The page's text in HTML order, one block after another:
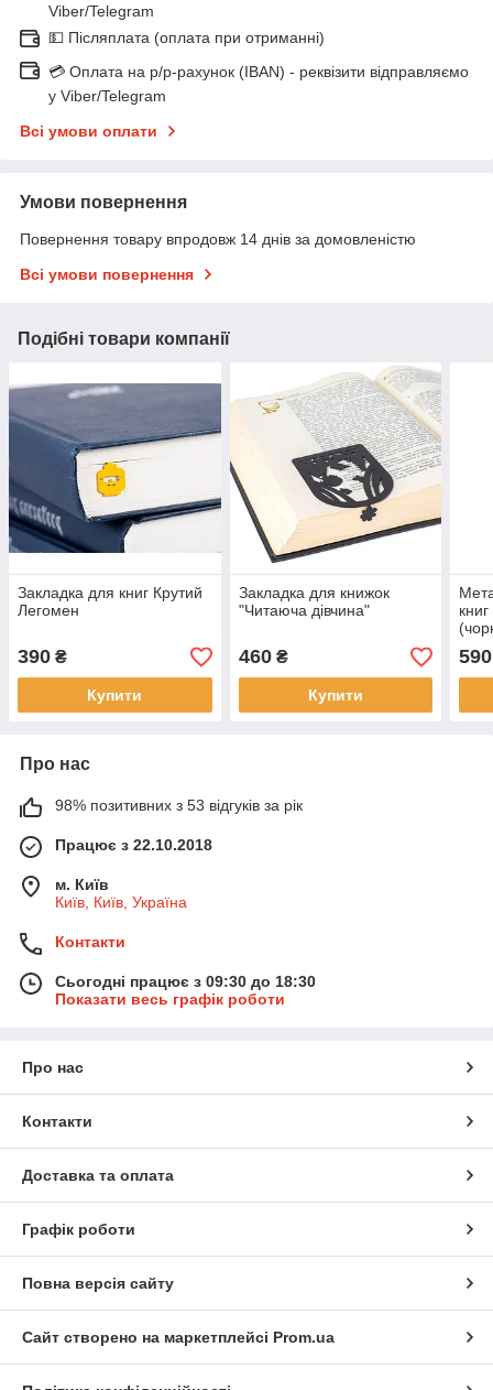
Viber/Telegram
💵 Післяплата (оплата при отриманні)
💳 Оплата на р/р-рахунок (IBAN) - реквізити відправляємо
у Viber/Telegram
Всі умови оплати
Умови повернення
Повернення товару впродовж 14 днів за домовленістю
Всі умови повернення
Подібні товари компанії
Закладка для книг Крутий
Легомен
390 ₴
Купити
Закладка для книжок
"Читаюча дівчина"
460₴
Купити
590
Про нас
98% позитивних з 53 відгуків за рік
Працює з 22.10.2018
м. Київ
Київ, Київ, Україна
Контакти
Сьогодні працює з 09:30 до 18:30
Показати весь графік роботи
Про нас
Контакти
Доставка та оплата
Графік роботи
Повна версія сайту
Сайт створено на маркетплейсі Prom.ua